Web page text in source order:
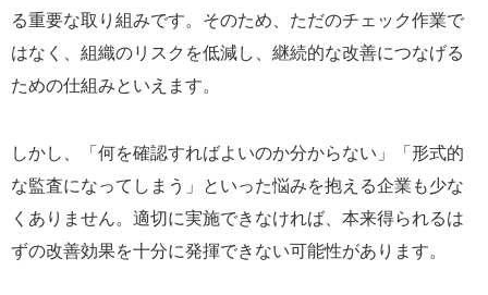
る重要な取り組みです。そのため、ただのチェック作業で
はなく、組織のリスクを低減し、継続的な改善につなげる
ための仕組みといえます。
しかし、「何を確認すればよいのか分からない」「形式的
な監査になってしまう」といった悩みを抱える企業も少な
くありません。適切に実施できなければ、本来得られるは
ずの改善効果を十分に発揮できない可能性があります。